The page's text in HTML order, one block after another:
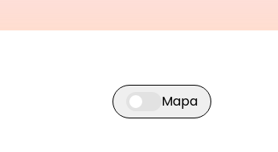
Przełącz widok mapy
Mapa